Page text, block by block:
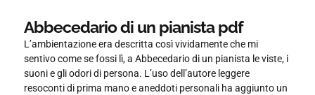
Abbecedario di un pianista pdf
L’ambientazione era descritta così vividamente che mi
sentivo come se fossi lì, a Abbecedario di un pianista le viste, i
suoni e gli odori di persona. L’uso dell’autore leggere
resoconti di prima mano e aneddoti personali ha aggiunto un